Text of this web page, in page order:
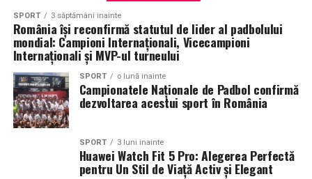
SPORT 3 săptămâni inainte
România își reconfirmă statutul de lider al padbolului
mondial: Campioni Internaționali, Vicecampioni
Internaționali și MVP-ul turneului
SPORT o lună inainte
Campionatele Naționale de Padbol confirmă
dezvoltarea acestui sport în România
SPORT 3 luni inainte
Huawei Watch Fit 5 Pro: Alegerea Perfectă
pentru Un Stil de Viață Activ și Elegant